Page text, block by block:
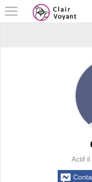
Actif il